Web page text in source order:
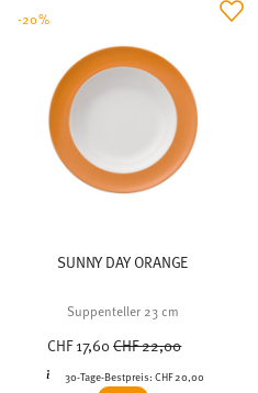
SUNNY DAY ORANGE
Suppenteller 23 cm
CHF 17,60Price reduced from
CHF 22,00
30-Tage-Bestpreis:CHF 20,00
-20%